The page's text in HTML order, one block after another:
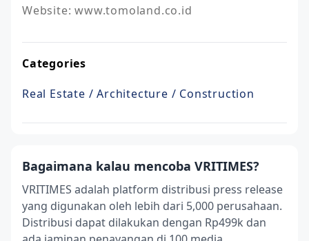
Website: www.tomoland.co.id
Categories
Real Estate / Architecture / Construction
Bagaimana kalau mencoba VRITIMES?
VRITIMES adalah platform distribusi press release
yang digunakan oleh lebih dari 5,000 perusahaan.
Distribusi dapat dilakukan dengan Rp499k dan